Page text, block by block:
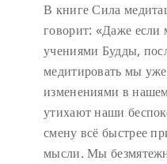
В книге Сила
говорит: «Даже если
учениями Будды,
медитировать мы
изменениями в
утихают наши
смену всё быстрее
мысли. Мы